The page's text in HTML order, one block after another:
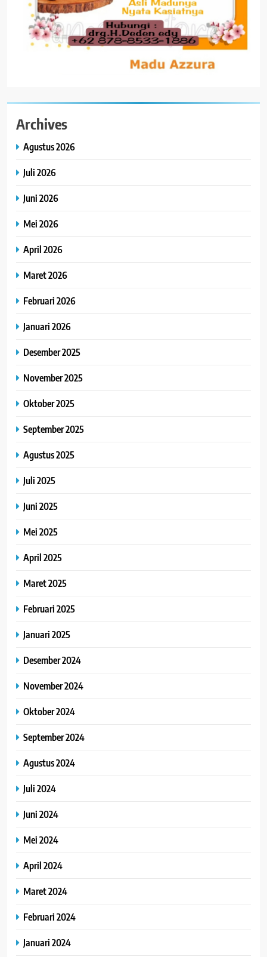
Archives
Agustus 2026
Juli 2026
Juni 2026
Mei 2026
April 2026
Maret 2026
Februari 2026
Januari 2026
Desember 2025
November 2025
Oktober 2025
September 2025
Agustus 2025
Juli 2025
Juni 2025
Mei 2025
April 2025
Maret 2025
Februari 2025
Januari 2025
Desember 2024
November 2024
Oktober 2024
September 2024
Agustus 2024
Juli 2024
Juni 2024
Mei 2024
April 2024
Maret 2024
Februari 2024
Januari 2024